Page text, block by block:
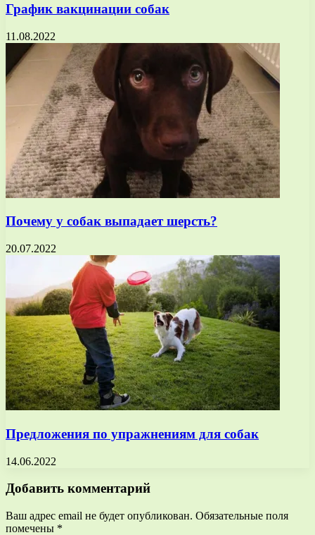
График вакцинации собак
11.08.2022
Почему у собак выпадает шерсть?
20.07.2022
Предложения по упражнениям для собак
14.06.2022
Добавить комментарий
Ваш адрес email не будет опубликован. Обязательные поля
помечены *